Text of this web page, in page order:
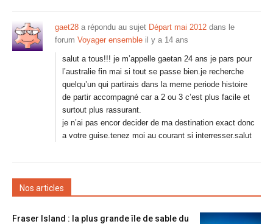
gaet28 a répondu au sujet Départ mai 2012 dans le
forum Voyager ensemble il y a 14 ans
salut a tous!!! je m’appelle gaetan 24 ans je pars pour
l’australie fin mai si tout se passe bien.je recherche
quelqu’un qui partirais dans la meme periode histoire
de partir accompagné car a 2 ou 3 c’est plus facile et
surtout plus rassurant.
je n’ai pas encor decider de ma destination exact donc
a votre guise.tenez moi au courant si interresser.salut
Nos articles
Fraser Island : la plus grande île de sable du